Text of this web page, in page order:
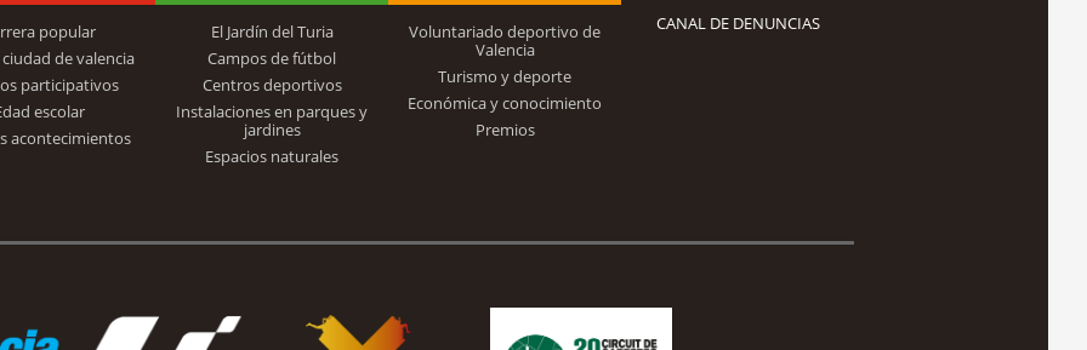
Trinidad Alfonso
popular
de valencia
participativos
escolar
acontecimientos
El Jardín del Turia
Campos de fútbol
Centros deportivos
Instalaciones en parques y
jardines
Espacios naturales
Voluntariado deportivo de
Valencia
Turismo y deporte
Económica y conocimiento
Premios
CANAL DE DENUNCIAS